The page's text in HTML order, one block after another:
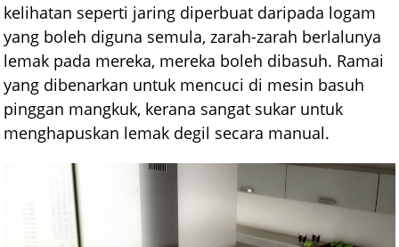
kelihatan seperti jaring diperbuat daripada logam
yang boleh diguna semula, zarah-zarah berlalunya
lemak pada mereka, mereka boleh dibasuh. Ramai
yang dibenarkan untuk mencuci di mesin basuh
pinggan mangkuk, kerana sangat sukar untuk
menghapuskan lemak degil secara manual.